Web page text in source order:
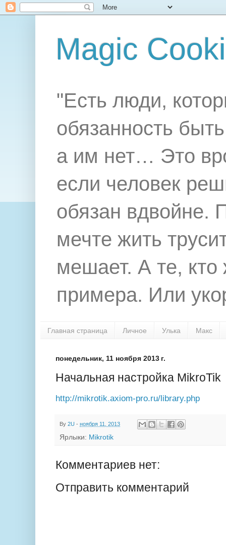
Magic
"Есть люди,
обязанность
а им нет… Это
если человек
обязан вдвойне.
мечте жить
мешает. А те,
примера. Или
Главная страница Личное Улька Макс
понедельник, 11 ноября 2013 г.
Начальная настройка MikroTik
http://mikrotik.axiom-pro.ru/library.php
By 2U - ноября 11, 2013
Ярлыки: Mikrotik
Комментариев нет:
Отправить комментарий